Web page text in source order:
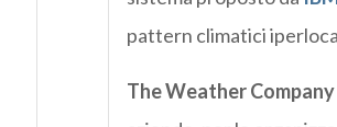
pattern climatici
TheWeather Company